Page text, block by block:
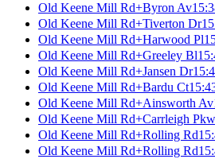
Old Keene Mill Rd+Byron Av
Old Keene Mill Rd+Tiverton Dr
Old Keene Mill Rd+Harwood Pl
Old Keene Mill Rd+Greeley Bl
Old Keene Mill Rd+Jansen Dr
Old Keene Mill Rd+Bardu Ct
Old Keene Mill Rd+Ainsworth Av
Old Keene Mill Rd+Carrleigh
Old Keene Mill Rd+Rolling Rd
Old Keene Mill Rd+Rolling Rd